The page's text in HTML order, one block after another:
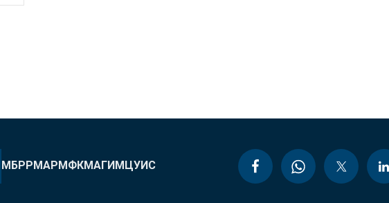
МБРРМАРМФКМАГИМЦУИС